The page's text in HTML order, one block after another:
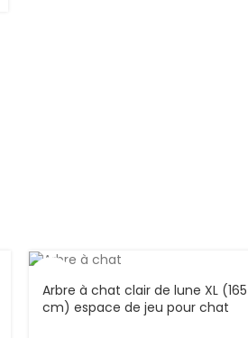
U
Arbre à chat clair de lune XL (165
cm) espace de jeu pour chat